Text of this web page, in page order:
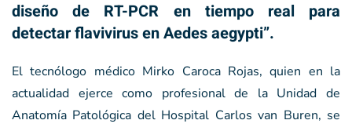
diseño de RT-PCR en tiempo real para
detectar flavivirus en Aedes aegypti”.
El tecnólogo médico Mirko Caroca Rojas, quien en la
actualidad ejerce como profesional de la Unidad de
Anatomía Patológica del Hospital Carlos van Buren, se